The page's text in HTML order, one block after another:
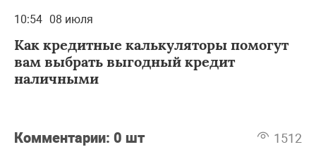
10:54 08 июля
Как кредитные калькуляторы помогут
вам выбрать выгодный кредит
наличными
Комментарии: 0 шт 1512